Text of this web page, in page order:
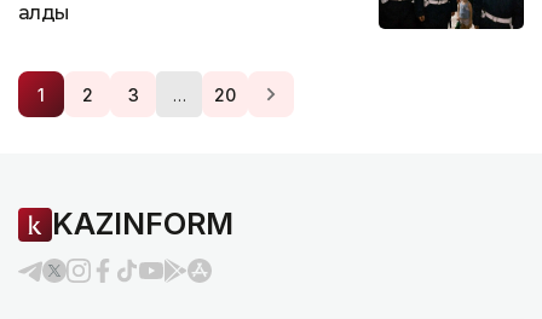
қалды
1 2 3 … 20
KAZINFORM